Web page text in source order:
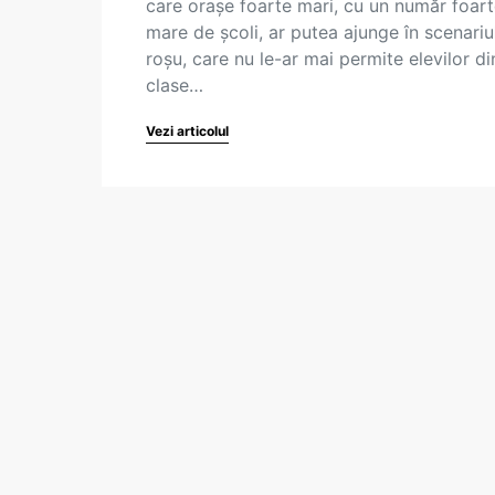
care orașe foarte mari, cu un număr
mare de școli, ar putea ajunge în
roșu, care nu le-ar mai permite elevilor
clase…
Vezi articolul